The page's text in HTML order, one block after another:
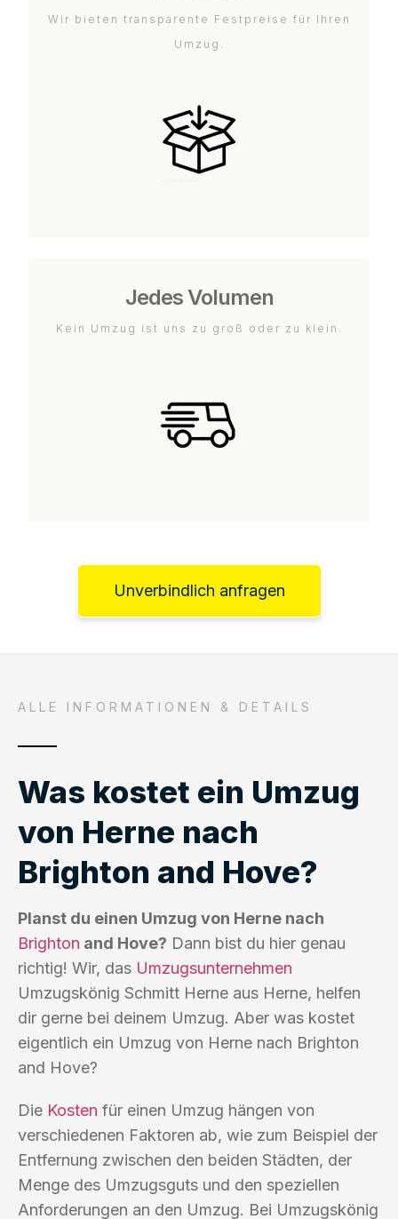
Wir bieten transparente Festpreise für Ihren
Umzug.
Jedes Volumen
Kein Umzug ist uns zu groß oder zu klein.
Unverbindlich anfragen
ALLE INFORMATIONEN & DETAILS
Was kostet ein Umzug
von Herne nach
Brighton and Hove?
Planst du einen Umzug von Herne nach
Brighton and Hove? Dann bist du hier genau
richtig! Wir, das Umzugsunternehmen
Umzugskönig Schmitt Herne aus Herne, helfen
dir gerne bei deinem Umzug. Aber was kostet
eigentlich ein Umzug von Herne nach Brighton
and Hove?
Die Kosten für einen Umzug hängen von
verschiedenen Faktoren ab, wie zum Beispiel der
Entfernung zwischen den beiden Städten, der
Menge des Umzugsguts und den speziellen
Anforderungen an den Umzug. Bei Umzugskönig